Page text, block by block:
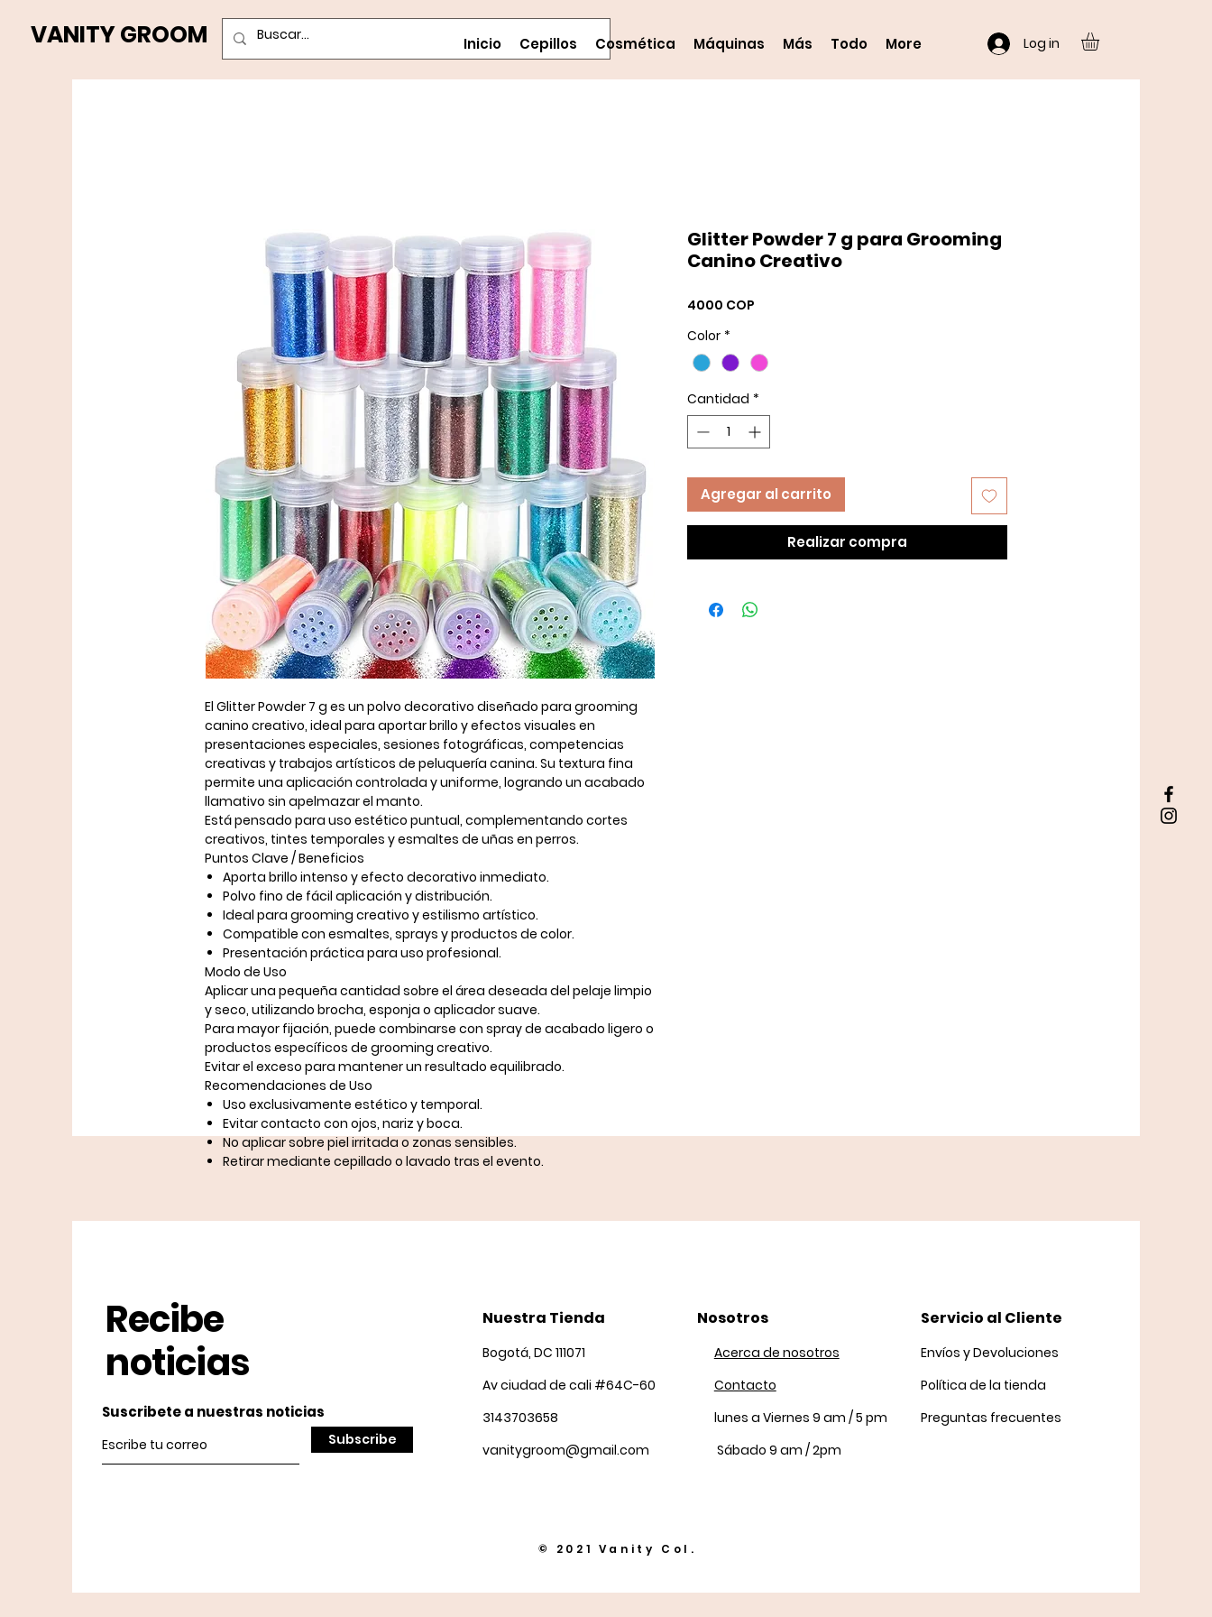
VANITY GROOM Inicio Cepillos Cosmética Máquinas Más Todo More Log in
El Glitter Powder 7 g es un polvo decorativo diseñado para grooming
canino creativo, ideal para aportarbrillo y efectos visuales en
presentaciones especiales, sesiones fotográficas, competencias
creativas y trabajos artísticos de peluquería canina. Su textura fina
permite una aplicación controlada y uniforme, logrando un acabado
llamativo sin apelmazar el manto.
Está pensado para uso estético puntual, complementando cortes
creativos, tintes temporales y esmaltes de uñas en perros.
Puntos Clave / Beneficios
Aporta brillo intenso y efecto decorativo inmediato.
Polvo fino de fácil aplicación y distribución.
Ideal para grooming creativo y estilismo artístico.
Compatible con esmaltes, sprays y productos de color.
Presentación práctica para uso profesional.
Modo de Uso
Aplicar una pequeña cantidad sobre el área deseada del pelaje limpio
y seco, utilizando brocha, esponja o aplicador suave.
Para mayor fijación, puede combinarse con spray de acabado ligero o
productos específicos de grooming creativo.
Evitar el exceso para mantener un resultado equilibrado.
Recomendaciones de Uso
Uso exclusivamente estético y temporal.
Evitar contacto con ojos, nariz y boca.
No aplicar sobre piel irritada o zonas sensibles.
Retirar mediante cepillado o lavado tras el evento.
Glitter Powder 7 g para Grooming
Canino Creativo
4000 COP
Color *
Cantidad *
Agregar al carrito
Realizar compra
Recibe
noticias
Suscribete a nuestras noticias
Subscribe
Nuestra Tienda
Bogotá, DC 111071
Av ciudad de cali #64C-60
3143703658
vanitygroom@gmail.com
Nosotros
Acerca de nosotros
Contacto
lunes a Viernes 9 am / 5 pm
Sábado 9 am / 2pm
Servicio al Cliente
Envíos y Devoluciones
Política de la tienda
Preguntas frecuentes
© 2021 Vanity Col.